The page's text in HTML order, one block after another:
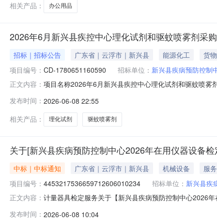
相关产品：
办公用品
2026年6月新兴县疾控中心理化试剂和驱蚊喷雾剂采
招标｜招标公告 广东省｜云浮市｜新兴县 能源化工
货物
项目编号： CD-1780651160590 招标单位： 新兴县疾病预防控制
正文内容： 项目名称2026年6月新兴县疾控中心理化试剂和驱蚊喷
内容无报价类型总价报价是否含税是成交方式最低价成
发布时间： 2026-06-08 22:55
相关产品：
理化试剂 驱蚊喷雾剂
关于[新兴县疾病预防控制中心2026年在用仪器设备
中标｜中标通知 广东省｜云浮市｜新兴县 机械设备
服务
项目编号： 4453217536659712606010234 招标单位： 新兴县疾
正文内容： 计量器具检定服务关于【新兴县疾病预防控制中心2026
服务项目采购）投资审批项目否采购项目编码：
发布时间： 2026-06-08 10:04